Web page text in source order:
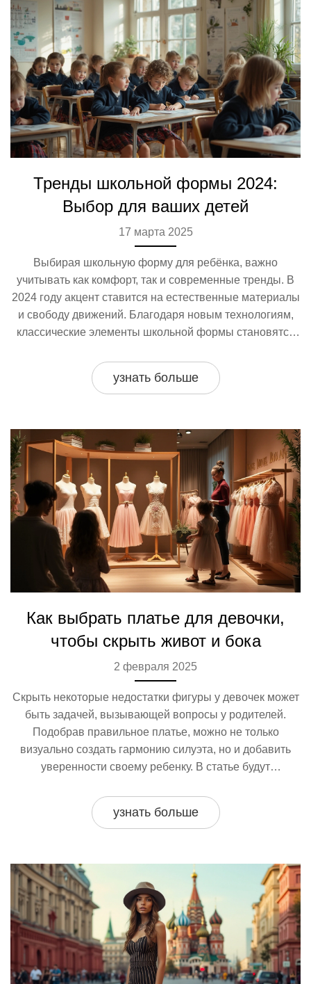
Тренды школьной формы 2024:
Выбор для ваших детей
17 марта 2025
Выбирая школьную форму для ребёнка, важно
учитывать как комфорт, так и современные тренды. В
2024 году акцент ставится на естественные материалы
и свободу движений. Благодаря новым технологиям,
классические элементы школьной формы становятся
последних тенденциях, которые помогут вашим детям
чувствовать себя уверенно и стильно на уроках.
узнать больше
Как выбрать платье для девочки,
чтобы скрыть живот и бока
2 февраля 2025
Скрыть некоторые недостатки фигуры у девочек может
быть задачей, вызывающей вопросы у родителей.
Подобрав правильное платье, можно не только
визуально создать гармонию силуэта, но и добавить
уверенности своему ребенку. В статье будут
деталей, которые помогут сделать правильный выбор.
Также будут освещены интересные факты о влиянии
узнать больше